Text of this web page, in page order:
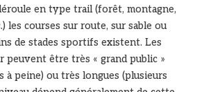
en type trail (forêt, montagne,
les courses sur route, sur sable ou
de stades sportifs existent. Les
peuvent être très « grand public »
à peine) ou très longues (plusieurs